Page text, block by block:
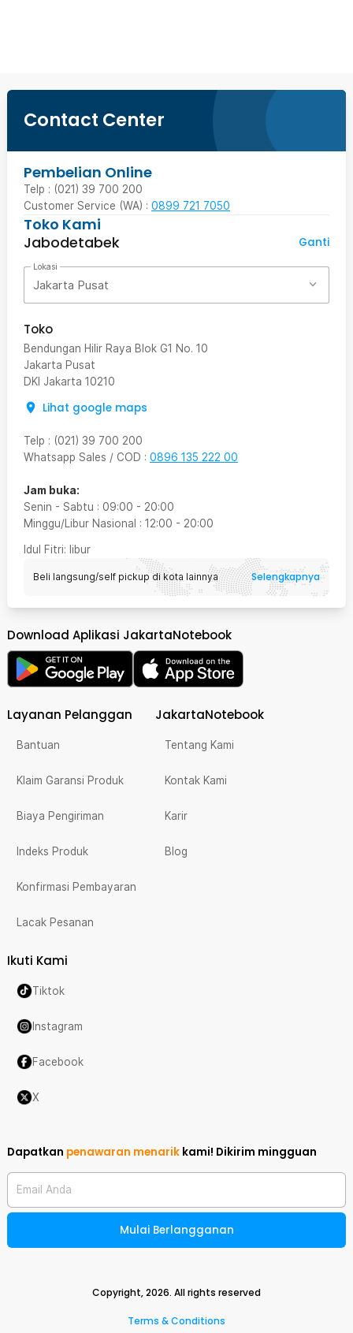
Contact Center
Pembelian Online
Telp : (021) 39 700 200
Customer Service (WA) : 0899 721 7050
Toko Kami
Jabodetabek
Ganti
Lokasi
Jakarta Pusat
Toko
Bendungan Hilir Raya Blok G1 No. 10
Jakarta Pusat
DKI Jakarta 10210
Lihat google maps
Telp : (021) 39 700 200
Whatsapp Sales / COD : 0896 135 222 00
Jam buka:
Senin - Sabtu : 09:00 - 20:00
Minggu/Libur Nasional : 12:00 - 20:00
Idul Fitri: libur
Beli langsung/self pickup di kota lainnya Selengkapnya
Download Aplikasi JakartaNotebook
Layanan Pelanggan
Bantuan
Klaim Garansi Produk
Biaya Pengiriman
Indeks Produk
Konfirmasi Pembayaran
Lacak Pesanan
JakartaNotebook
Tentang Kami
Kontak Kami
Karir
Blog
Ikuti Kami
Tiktok
Instagram
Facebook
X
Dapatkan penawaran menarik kami! Dikirim mingguan
Email Anda
Mulai Berlangganan
Copyright,2026. All rights reserved
Terms & Conditions